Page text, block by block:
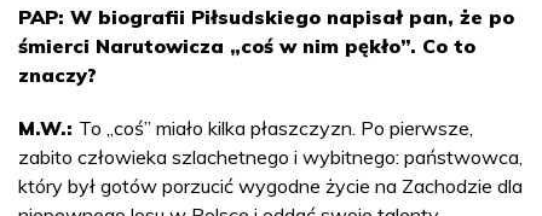
PAP: W biografii Piłsudskiego napisał pan, że po
śmierci Narutowicza „coś w nim pękło”. Co to
znaczy?
M.W.: To „coś” miało kilka płaszczyzn. Po pierwsze,
zabito człowieka szlachetnego i wybitnego: państwowca,
który był gotów porzucić wygodne życie na Zachodzie dla